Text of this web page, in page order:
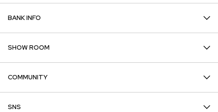
BANK INFO
SHOW ROOM
COMMUNITY
SNS